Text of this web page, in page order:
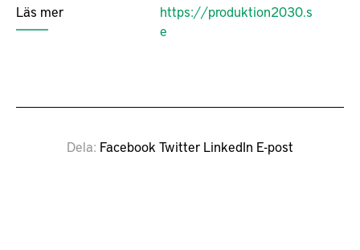
Läs mer
https://produktion2030.s
e
Dela Facebook Twitter LinkedIn E-post